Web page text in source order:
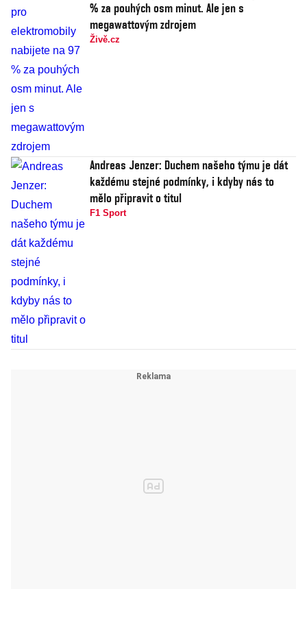
% za pouhých osm minut. Ale jen s
megawattovým zdrojem
Živě.cz
Andreas Jenzer: Duchem našeho týmu je dát
každému stejné podmínky, i kdyby nás to
mělo připravit o titul
F1 Sport